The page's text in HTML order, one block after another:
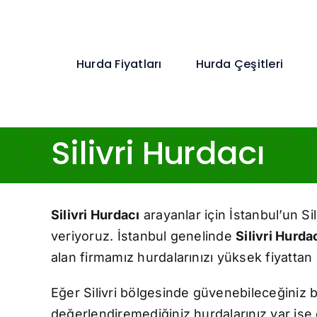
Hurda Fiyatları Hurda Çeşitleri
Silivri Hurdacı
Silivri Hurdacı arayanlar için İstanbul’un
veriyoruz. İstanbul genelindeSilivri
alan firmamız hurdalarınızı yüksek fiyattan
Eğer Silivri bölgesinde güvenebileceğiniz
değerlendiremediğiniz hurdalarınız var